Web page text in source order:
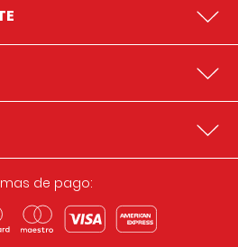
de pago: